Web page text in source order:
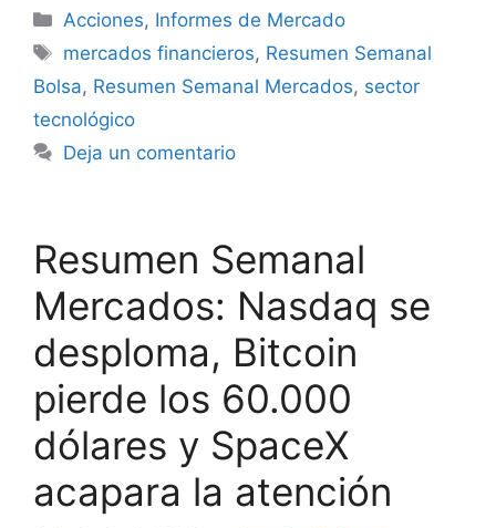
Categorías
Acciones, Informes de Mercado
Etiquetas
mercados financieros, Resumen Semanal
Bolsa, Resumen Semanal Mercados, sector
tecnológico
Deja un comentario
Resumen Semanal
Mercados: Nasdaq se
desploma, Bitcoin
pierde los 60.000
dólares y SpaceX
acapara la atención